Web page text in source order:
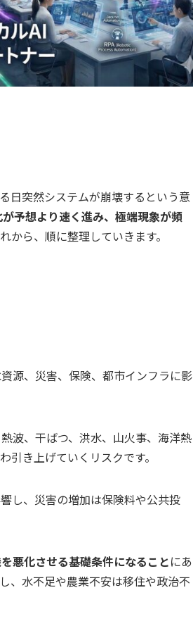
日突然システムが崩壊するという意
予想より速く進み、極端現象が頻
から、順に整理していきます。
源、災害、保険、都市インフラに影
波、干ばつ、洪水、山火事、海洋熱
き上げていくリスクです。
し、災害の増加は保険料や公共投
悪化させる基礎条件になることにあ
、水不足や農業不安は移住や政治不